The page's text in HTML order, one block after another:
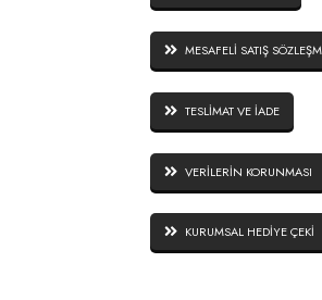
MESAFELİ SATIŞ
TESLİMAT VE İADE
VERİLERİN KORUNMASI
KURUMSAL HEDİYE ÇEKİ